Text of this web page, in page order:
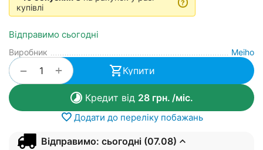
купівлі
?
Відправимо сьогодні
Виробник Meiho
+
− Купити
Кредит від 28грн. /міс.
Додати до переліку побажань
Відправимо: сьогодні (07.08)